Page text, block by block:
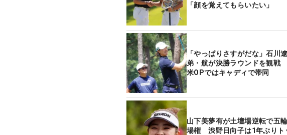
「顔を覚えてもらいたい」
「やっぱりさすがだな」石川
弟・航が決勝ラウンドを観戦
米OPではキャディで帯同
山下美夢有が土壇場逆転で五
場権 渋野日向子は1年ぶりト